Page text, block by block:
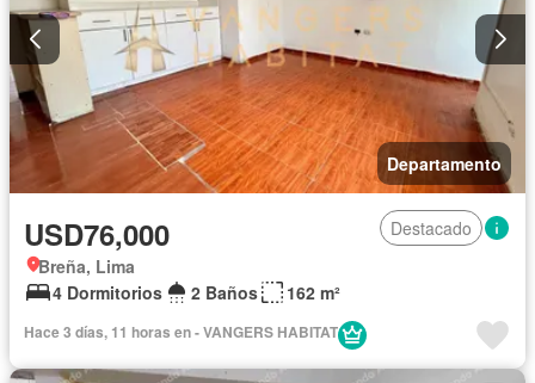
Departamento
USD76,000
Destacado
Breña, Lima
4 Dormitorios
2 Baños 162 m²
Hace 3 días, 11 horas en - VANGERS HABITAT